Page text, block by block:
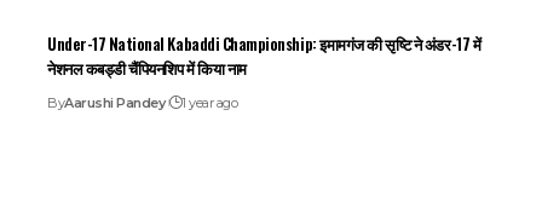
Under-17 National Kabaddi Championship: इमामगंज की सृष्टि ने अंडर-17 में
नेशनल कबड्डी चैंपियनशिप में किया नाम
ByAarushi Pandey 1 year ago